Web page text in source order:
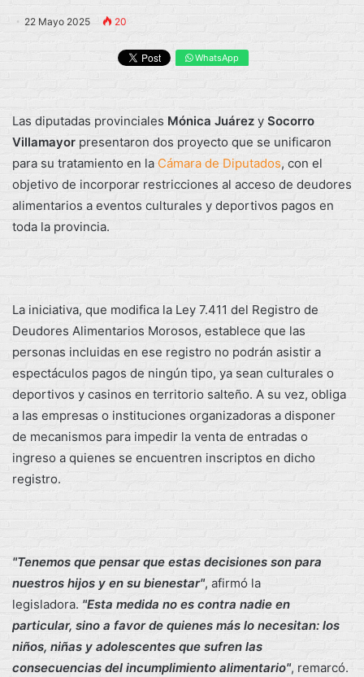
22 Mayo 2025 20
WhatsApp
Las diputadas provinciales Mónica Juárez y Socorro
Villamayor presentaron dos proyecto que se unificaron
para su tratamiento en la Cámara de Diputados, con el
objetivo de incorporar restricciones al acceso de deudores
alimentarios a eventos culturales y deportivos pagos en
toda la provincia.
La iniciativa, que modifica la Ley 7.411 del Registro de
Deudores Alimentarios Morosos, establece que las
personas incluidas en ese registro no podrán asistir a
espectáculos pagos de ningún tipo, ya sean culturales o
deportivos y casinos en territorio salteño. A su vez, obliga
a las empresas o instituciones organizadoras a disponer
de mecanismos para impedir la venta de entradas o
ingreso a quienes se encuentren inscriptos en dicho
registro.
"Tenemos que pensar que estas decisiones son para
nuestros hijos y en su bienestar", afirmó la
legisladora. "Esta medida no es contra nadie en
particular, sino a favor de quienes más lo necesitan: los
niños, niñas y adolescentes que sufren las
consecuencias del incumplimiento alimentario", remarcó.